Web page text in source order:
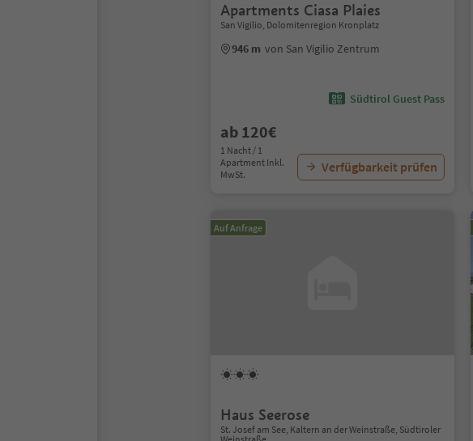
Apartments Ciasa Plaies
San Vigilio, Dolomitenregion Kronplatz
946 m von San Vigilio Zentrum
Südtirol Guest Pass
ab 120€
1 Nacht / 1
Apartment Inkl.
MwSt.
Verfügbarkeit prüfen
Auf Anfrage
Haus Seerose
St. Josef am See, Kaltern an der Weinstraße, Südtiroler